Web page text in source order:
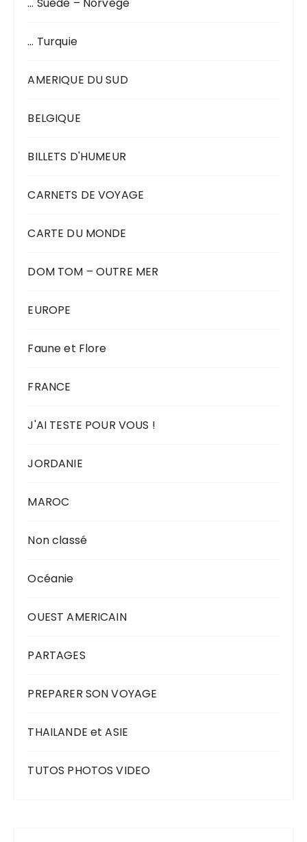
… Turquie
AMERIQUE DU SUD
BELGIQUE
BILLETS D'HUMEUR
CARNETS DE VOYAGE
CARTE DU MONDE
DOM TOM – OUTRE MER
EUROPE
Faune et Flore
FRANCE
J'AI TESTE POUR VOUS !
JORDANIE
MAROC
Non classé
Océanie
OUEST AMERICAIN
PARTAGES
PREPARER SON VOYAGE
THAILANDE et ASIE
TUTOS PHOTOS VIDEO